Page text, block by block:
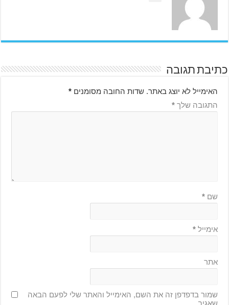
כתיבת תגובה
האימייל לא יוצג באתר. שדות החובה מסומנים*
התגובה שלך*
שם*
אימייל*
אתר
שמור בדפדפן זה את השם, האימייל והאתר שלי לפעם הבאה
שאגיב.